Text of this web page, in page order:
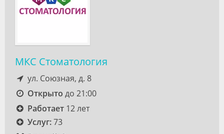
МКС Стоматология
ул. Союзная, д. 8
Открыто до 21:00
Работает12 лет
Услуг:73